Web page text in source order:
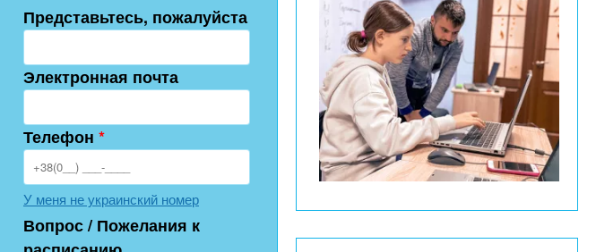
Представьтесь, пожалуйста
Электронная почта
Телефон *
У меня не украинский номер
Вопрос / Пожелания к